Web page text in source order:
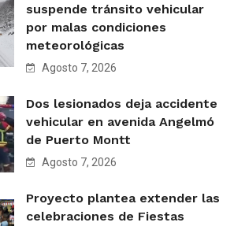
suspende tránsito vehicular
por malas condiciones
meteorológicas
Agosto 7, 2026
Dos lesionados deja accidente
vehicular en avenida Angelmó
de Puerto Montt
Agosto 7, 2026
Proyecto plantea extender las
celebraciones de Fiestas